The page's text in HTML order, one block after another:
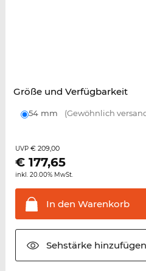
Größe und Verfügbarkeit
54 mm (Gewöhnlich
UVP € 209,00
€ 177,65
inkl. 20.00% MwSt.
In den Warenkorb
Sehstärkehinzufügen